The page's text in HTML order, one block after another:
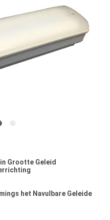
Grootte Geleid
het Navulbare Geleide